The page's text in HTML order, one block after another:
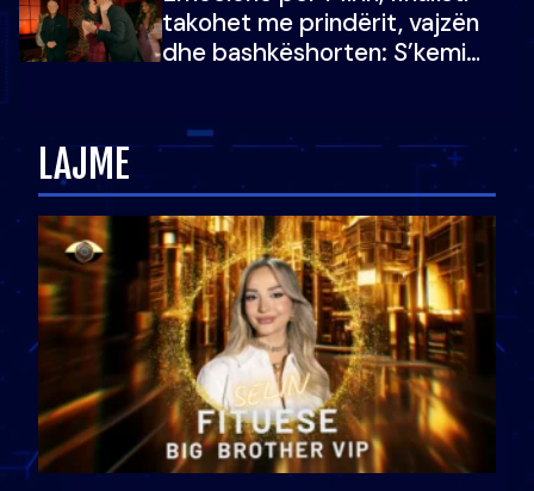
takohet me prindërit, vajzën
dhe bashkëshorten: S’kemi
LAJME